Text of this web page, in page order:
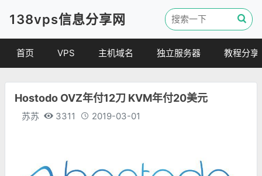
138vps信息分享网
首页 VPS
便宜VPS
VPS评测
主机域名
虚拟主机
独立服务器 教程分享
Hostodo OVZ年付12刀 KVM年付20美元
苏苏 3311 2019-03-01